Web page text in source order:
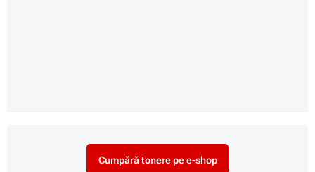
Cumpără tonere pe e-shop